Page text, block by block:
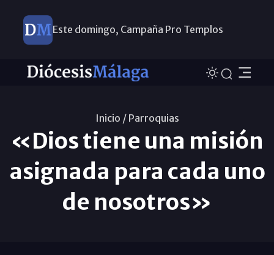
Este domingo, Campaña Pro Templos
Inicio / Parroquias
«Dios tiene una misión
asignada para cada uno
de nosotros»